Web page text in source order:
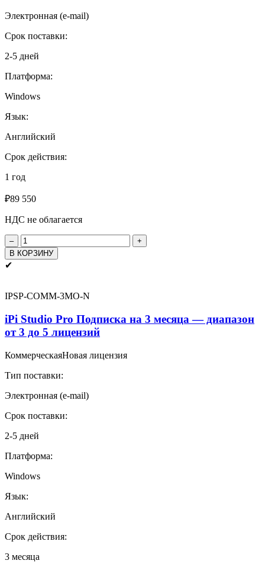
от
до
лицензий
Электронная (e-mail)
Срок поставки:
2-5 дней
Платформа:
Windows
Язык:
Английский
Срок действия:
1 год
₽89 550
НДС не облагается
Количество
товара
iPi
Подписка
1
год
-
от
до
лицензий
В КОРЗИНУ
✔
IPSP-COMM-3MO-N
iPi Studio Pro Подписка на 3 месяца — диапазон
от 3 до 5 лицензий
КоммерческаяНовая лицензия
Тип поставки:
Электронная (e-mail)
Срок поставки:
2-5 дней
Платформа:
Windows
Язык:
Английский
Срок действия:
3 месяца